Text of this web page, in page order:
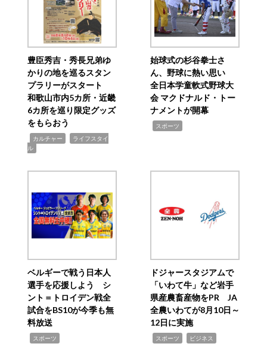
豊臣秀吉・秀長兄弟ゆ
かりの地を巡るスタン
プラリーがスタート
和歌山市内5カ所・近畿
6カ所を巡り限定グッズ
をもらおう
カルチャー
ライフスタイ
ル
始球式の杉谷拳士さ
ん、野球に熱い思い
全日本学童軟式野球大
会 マクドナルド・トー
ナメントが開幕
スポーツ
ベルギーで戦う日本人
選手を応援しよう シ
ント＝トロイデン戦全
試合をBS10が今季も無
料放送
スポーツ
ドジャースタジアムで
「いわて牛」など岩手
県産農畜産物をPR JA
全農いわてが8月10日～
12日に実施
スポーツ ビジネス